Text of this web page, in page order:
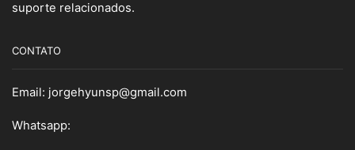
suporte relacionados.
CONTATO
Email: jorgehyunsp@gmail.com
Whatsapp: